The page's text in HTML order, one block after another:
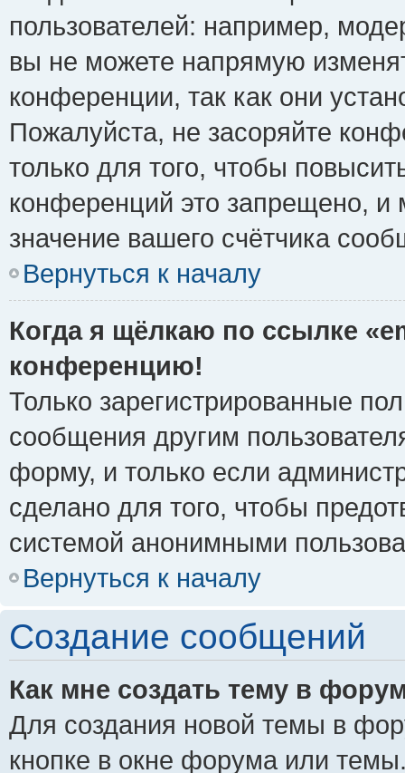
пользователей: например,
вы не можете напрямую
конференции, так как они
Пожалуйста, не засоряйте
только для того, чтобы
конференций это запрещено, и
значение вашего счётчика
Вернуться к началу
Когда я щёлкаю по ссылке
конференцию!
Только зарегистрированные
сообщения другим
форму, и только если
сделано для того, чтобы
системой анонимными
Вернуться к началу
Создание сообщений
Как мне создать тему в
Для создания новой темы в
кнопке в окне форума или